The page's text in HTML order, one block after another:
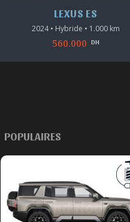
LEXUS ES
2019 • Hybride • 68.000 km
370.000 DH
POPULAIRES